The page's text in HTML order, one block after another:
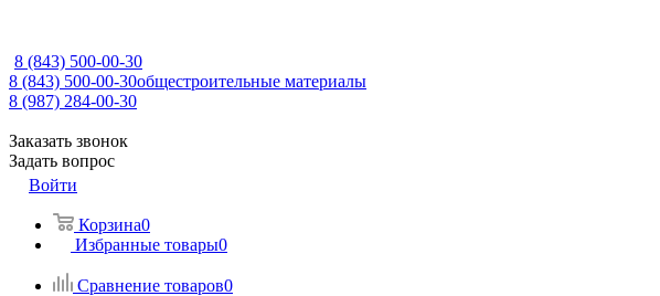
8 (843) 500-00-30
8 (843) 500-00-30общестроительные материалы
8 (987) 284-00-30
Заказать звонок
Задать вопрос
Войти
Корзина0
Избранные товары0
Сравнение товаров0